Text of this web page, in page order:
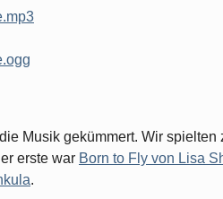
Musik gekümmert. Wir spielten
erste war Born to Fly von Lisa
.